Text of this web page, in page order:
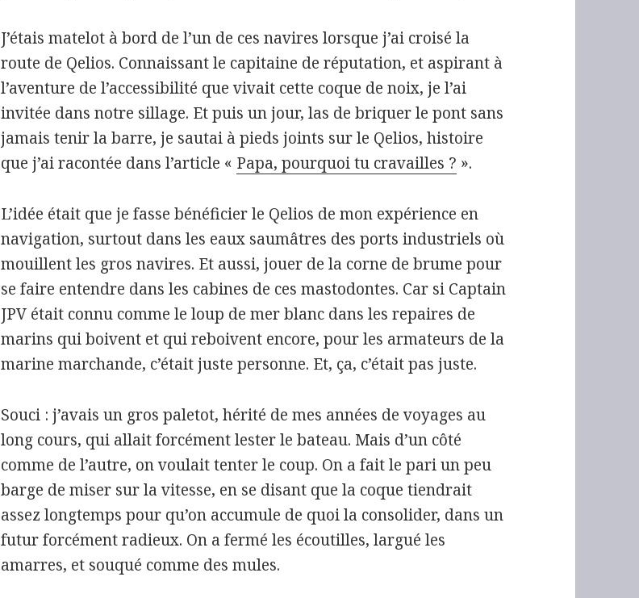
J’étais matelot à bord de l’un de ces navires lorsque j’ai croisé la
route de Qelios. Connaissant le capitaine de réputation, et aspirant à
l’aventure de l’accessibilité que vivait cette coque de noix, je l’ai
invitée dans notre sillage. Et puis un jour, las de briquer le pont sans
jamais tenir la barre, je sautai à pieds joints sur le Qelios, histoire
que j’ai racontée dans l’article « Papa, pourquoi tu cravailles ? ».
L’idée était que je fasse bénéficier le Qelios de mon expérience en
navigation, surtout dans les eaux saumâtres des ports industriels où
mouillent les gros navires. Et aussi, jouer de la corne de brume pour
se faire entendre dans les cabines de ces mastodontes. Car si Captain
JPV était connu comme le loup de mer blanc dans les repaires de
marins qui boivent et qui reboivent encore, pour les armateurs de la
marine marchande, c’était juste personne. Et, ça, c’était pas juste.
Souci : j’avais un gros paletot, hérité de mes années de voyages au
long cours, qui allait forcément lester le bateau. Mais d’un côté
comme de l’autre, on voulait tenter le coup. On a fait le pari un peu
barge de miser sur la vitesse, en se disant que la coque tiendrait
assez longtemps pour qu’on accumule de quoi la consolider, dans un
futur forcément radieux. On a fermé les écoutilles, largué les
amarres, et souqué comme des mules.